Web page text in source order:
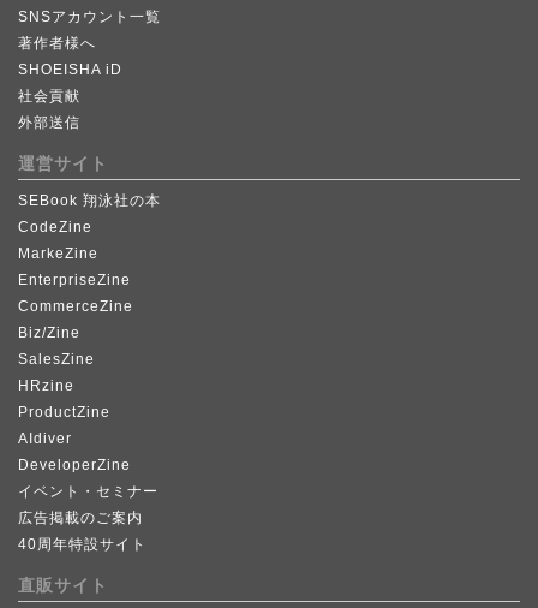
SNSアカウント一覧
著作者様へ
SHOEISHA iD
社会貢献
外部送信
運営サイト
SEBook 翔泳社の本
CodeZine
MarkeZine
EnterpriseZine
CommerceZine
Biz/Zine
SalesZine
HRzine
ProductZine
AIdiver
DeveloperZine
イベント・セミナー
広告掲載のご案内
40周年特設サイト
直販サイト